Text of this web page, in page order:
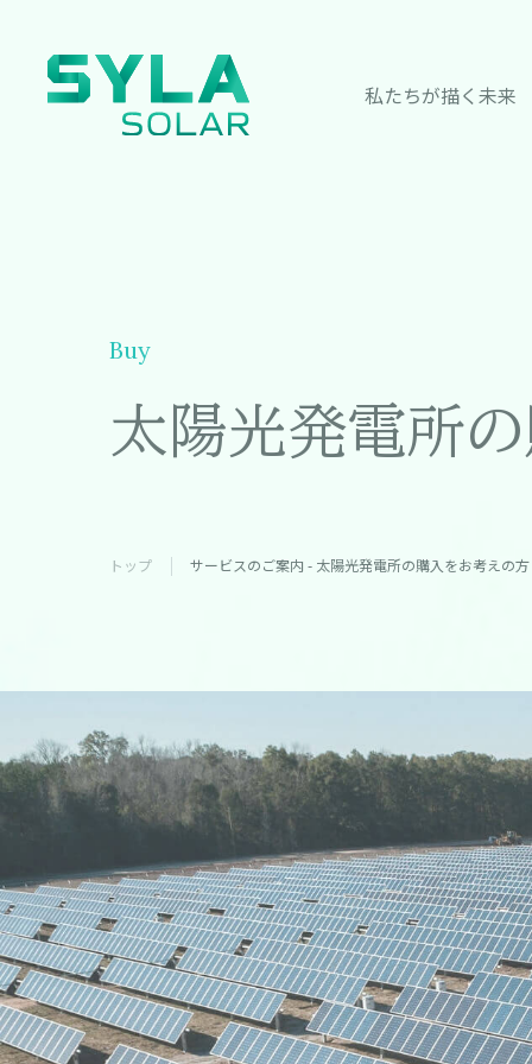
私たちが描く未来
Buy
太陽光発電所
トップ サービスのご案内 - 太陽光発電所の購入をお考えの方